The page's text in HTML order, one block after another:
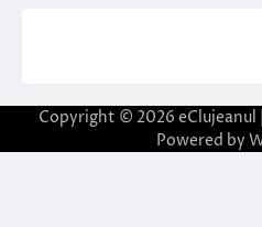
Copyright © 2026 eClujeanul
Powered by